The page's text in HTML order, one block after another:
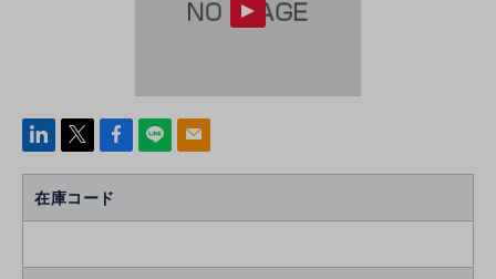
linke
Face
k
line mail
在庫コード